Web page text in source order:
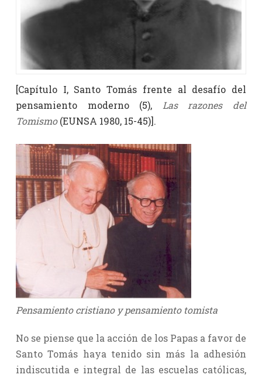
[Capítulo I, Santo Tomás frente al desafío del
pensamiento moderno (5),
Las razones del
Tomismo (EUNSA 1980, 15-45)].
Pensamiento cristiano y pensamiento tomista
No se piense que la acción de los Papas a favor de
Santo Tomás haya tenido sin más la adhesión
indiscutida e integral de las escuelas católicas,